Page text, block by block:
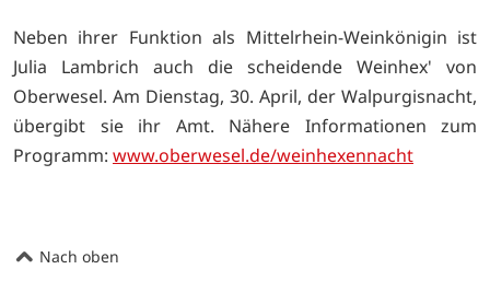
Neben ihrer Funktion als Mittelrhein-Weinkönigin ist
Julia Lambrich auch die scheidende Weinhex' von
Oberwesel. Am Dienstag, 30. April, der Walpurgisnacht,
übergibt sie ihr Amt. Nähere Informationen zum
Programm: www.oberwesel.de/weinhexennacht
Nach oben